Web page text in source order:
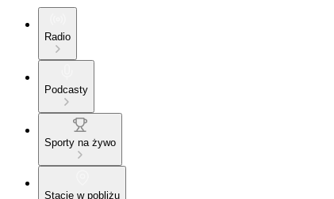
Radio
Podcasty
Sporty na żywo
Stacje w pobliżu